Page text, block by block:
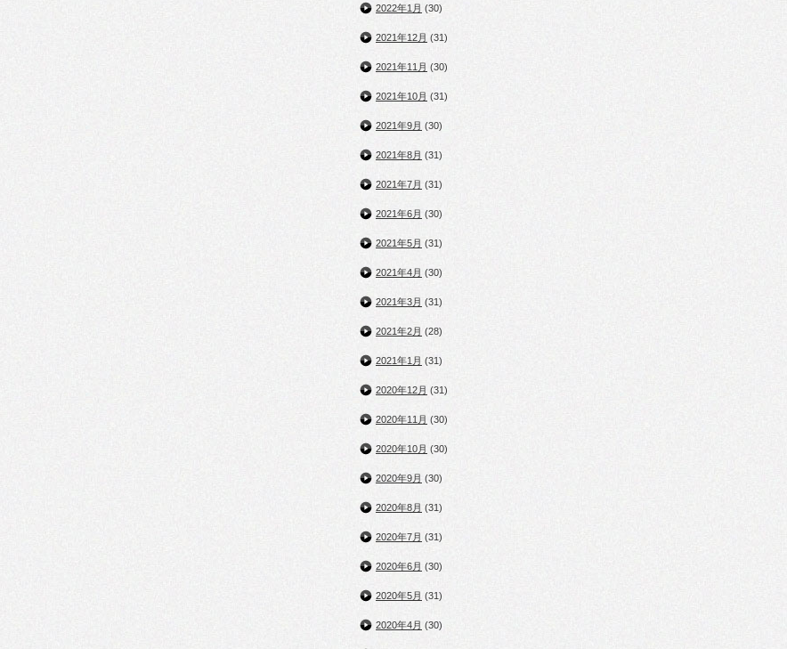
2022年1月 (30)
2021年12月 (31)
2021年11月 (30)
2021年10月 (31)
2021年9月 (30)
2021年8月 (31)
2021年7月 (31)
2021年6月 (30)
2021年5月 (31)
2021年4月 (30)
2021年3月 (31)
2021年2月 (28)
2021年1月 (31)
2020年12月 (31)
2020年11月 (30)
2020年10月 (30)
2020年9月 (30)
2020年8月 (31)
2020年7月 (31)
2020年6月 (30)
2020年5月 (31)
2020年4月 (30)